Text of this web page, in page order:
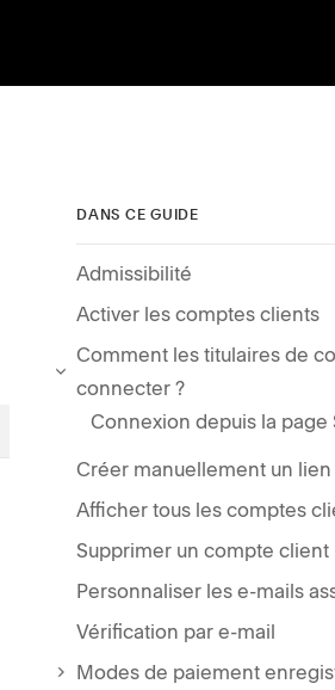
DANS CE GUIDE
Admissibilité
Activer les comptes clients
Comment les titulaires de
connecter ?
Connexion depuis la
Créer manuellement un
Afficher tous les comptes
Supprimer un compte client
Personnaliser les e-mails
Vérification par e-mail
Modes de paiement